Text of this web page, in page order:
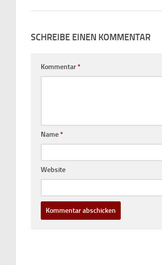
SCHREIBE EINEN KOMMENTAR
Kommentar*
Name*
Website